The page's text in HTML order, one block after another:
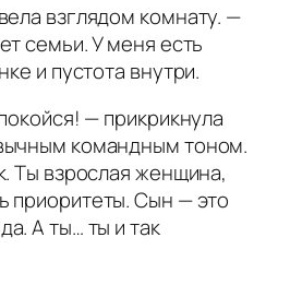
взглядом комнату. —
семьи. У меня есть
и пустота внутри.
— прикрикнула
командным тоном.
Ты взрослая женщина,
приоритеты. Сын — это
А ты… ты и так